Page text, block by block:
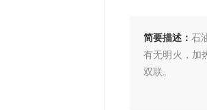
简要描述： 石
有无明火，加
双联。